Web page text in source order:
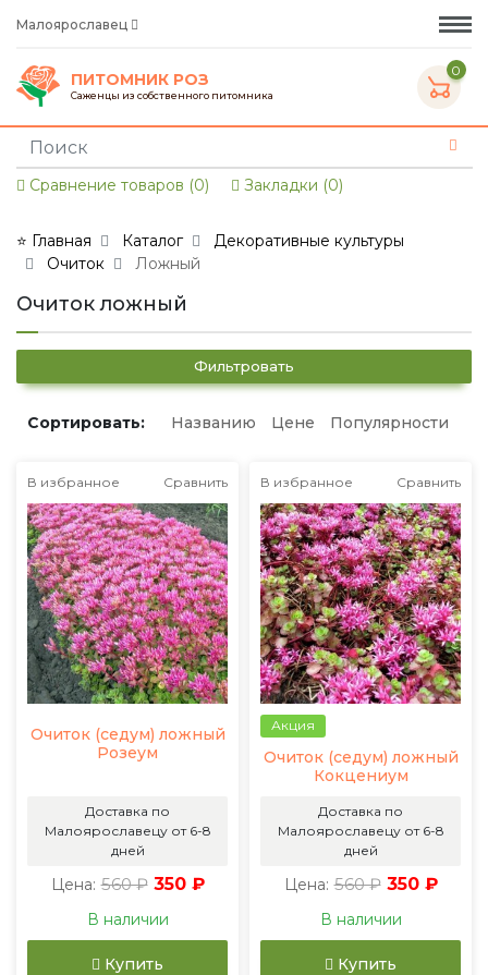
Малоярославец
ПИТОМНИК РОЗ
Саженцы из собственного питомника
0
Сравнение товаров (0) Закладки (0)
⭐ Главная Каталог
Декоративные культуры
Очиток
Ложный
Очиток ложный
Фильтровать
Сортировать: Названию Цене Популярности
В избранное Сравнить
Очиток (седум) ложный
Розеум
Доставка по
Малоярославецу от 6-8
дней
Цена: 560 ₽ 350 ₽
В наличии
Купить
В избранное Сравнить
Акция
Очиток (седум) ложный
Кокцениум
Доставка по
Малоярославецу от 6-8
дней
Цена: 560 ₽ 350 ₽
В наличии
Купить